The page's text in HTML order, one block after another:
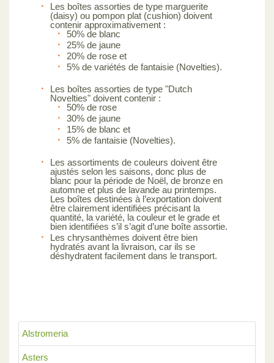
Alstromeria
Asters
Les boîtes assorties de type marguerite
(daisy) ou pompon plat (cushion) doivent
contenir approximativement :
50% de blanc
25% de jaune
20% de rose et
5% de variétés de fantaisie (Novelties).
Les boîtes assorties de type "Dutch
Novelties" doivent contenir :
50% de rose
30% de jaune
15% de blanc et
5% de fantaisie (Novelties).
Les assortiments de couleurs doivent être
ajustés selon les saisons, donc plus de
blanc pour la période de Noël, de bronze en
automne et plus de lavande au printemps.
Les boîtes destinées à l’exportation doivent
être clairement identifiées précisant la
quantité, la variété, la couleur et le grade et
bien identifiées s’il s’agit d’une boîte assortie.
Les chrysanthèmes doivent être bien
hydratés avant la livraison, car ils se
déshydratent facilement dans le transport.